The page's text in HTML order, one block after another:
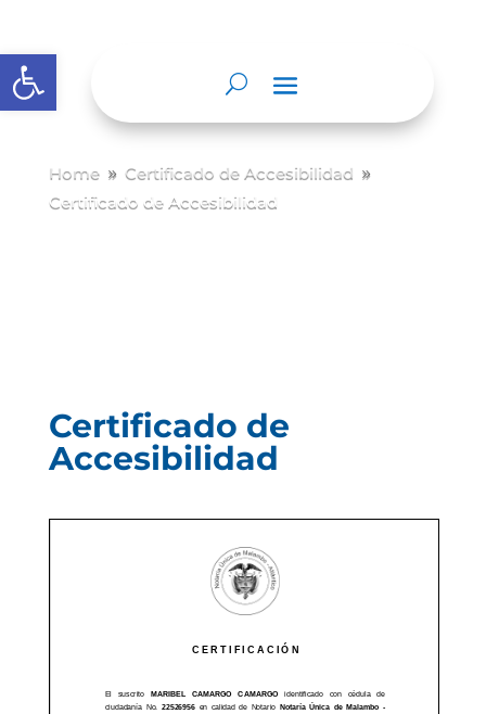
Abrir barra de herramientas
Home 9 Certificado de Accesibilidad 9
Certificado de Accesibilidad
Certificado de
Accesibilidad